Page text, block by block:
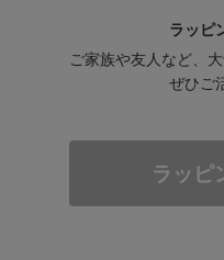
ラッピ
ご家族や友人など、
ぜひご
ラッピ